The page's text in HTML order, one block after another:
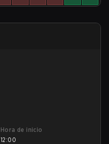
Hora de inicio
12:00